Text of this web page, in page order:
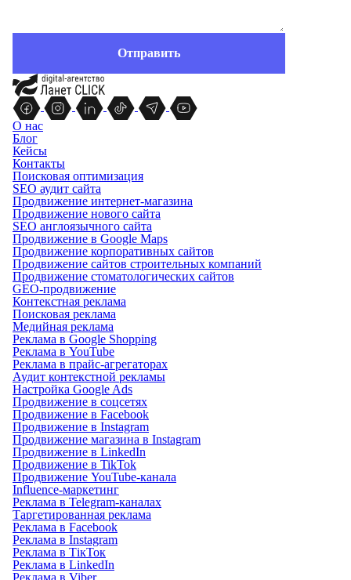
О нас
Блог
Кейсы
Контакты
Поисковая оптимизация
SEO аудит сайта
Продвижение интернет-магазина
Продвижение нового сайта
SEO англоязычного сайта
Продвижение в Google Maps
Продвижение корпоративных сайтов
Продвижение сайтов строительных компаний
Продвижение стоматологических сайтов
GEO-продвижение
Контекстная реклама
Поисковая реклама
Медийная реклама
Реклама в Google Shopping
Реклама в YouTube
Реклама в прайс-агрегаторах
Аудит контекстной рекламы
Настройка Google Ads
Продвижение в соцсетях
Продвижение в Facebook
Продвижение в Instagram
Продвижение магазина в Instagram
Продвижение в LinkedIn
Продвижение в TikTok
Продвижение YouTube-канала
Influence-маркетинг
Реклама в Telegram-каналах
Таргетированная реклама
Реклама в Facebook
Реклама в Instagram
Реклама в ТікТок
Реклама в LinkedIn
Реклама в Viber